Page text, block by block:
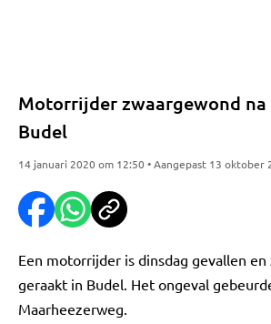
Motorrijder zwaargewond
Budel
14 januari 2020 om 12:50 • Aangepast 13 oktober
Een motorrijder is dinsdag gevallen
geraakt in Budel. Het ongeval
Maarheezerweg.